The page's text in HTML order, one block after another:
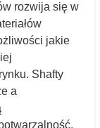
rozwija się w
jakie
Shafty
a